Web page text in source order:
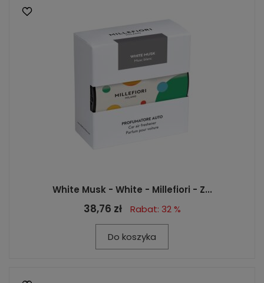
White Musk - White - Millefiori - Z...
38,76 zł Rabat: 32 %
Do koszyka